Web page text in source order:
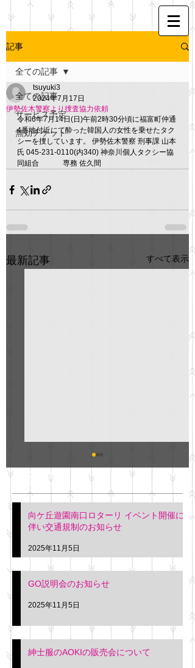
記事
全ての記事
サービス予定
無効チケット
全ての記事
伊勢佐木警察より捜査協力依頼
tsuyuki3
2024年7月17日
令和6年7月14日(日)午前2時30分頃に福富町仲通
4番地付近にて酔った韓国人の女性を乗せたタク
シーを捜しています。 伊勢佐木警察 刑事課 山本
氏 045-231-0110(内340) 神奈川個人タクシー協
同組合　　　 専務 佐久間
最新記事 すべて表示
明日(11月6日)午後3時～5
階会議室にてGOの説明会
を行います。 神奈川個人
タクシー協同組合 専務 佐
久間
最新記事
向ケ丘遊園南口ロターリ イベント開催に
伴い交通規制のお知らせ
2025年11月5日
GO説明会のお知らせ
2025年11月5日
紳士服のAOKIの販売会について